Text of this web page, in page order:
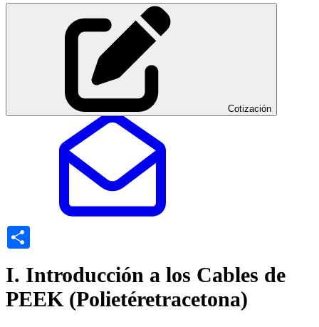
Cotización
I. Introducción a los Cables de
PEEK (Polietéretracetona)